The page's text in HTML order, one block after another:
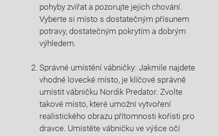
pohyby zvířat a pozorujte jejich chování.
Vyberte si místo s dostatečným přísunem
potravy, dostatečným pokrytím a dobrým
výhledem.
Správné umístění vábničky: Jakmile najdete
vhodné lovecké místo, je klíčové správně
umístit vábničku Nordik Predator. Zvolte
takové místo, které umožní vytvoření
realistického obrazu přítomnosti kořisti pro
dravce. Umístěte vábničku ve výšce očí